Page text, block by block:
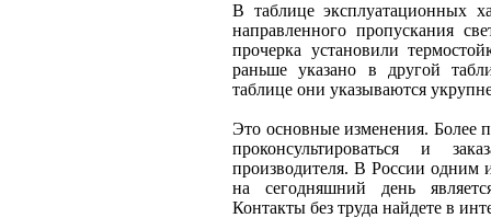
В таблице эксплуатационных
направленного пропускания
прочерка установили
раньше указано в другой
таблице они указываются
Это основные изменения. Более
проконсультироваться и
производителя. В России одним
на сегодняшний день
Контакты без труда найдете в